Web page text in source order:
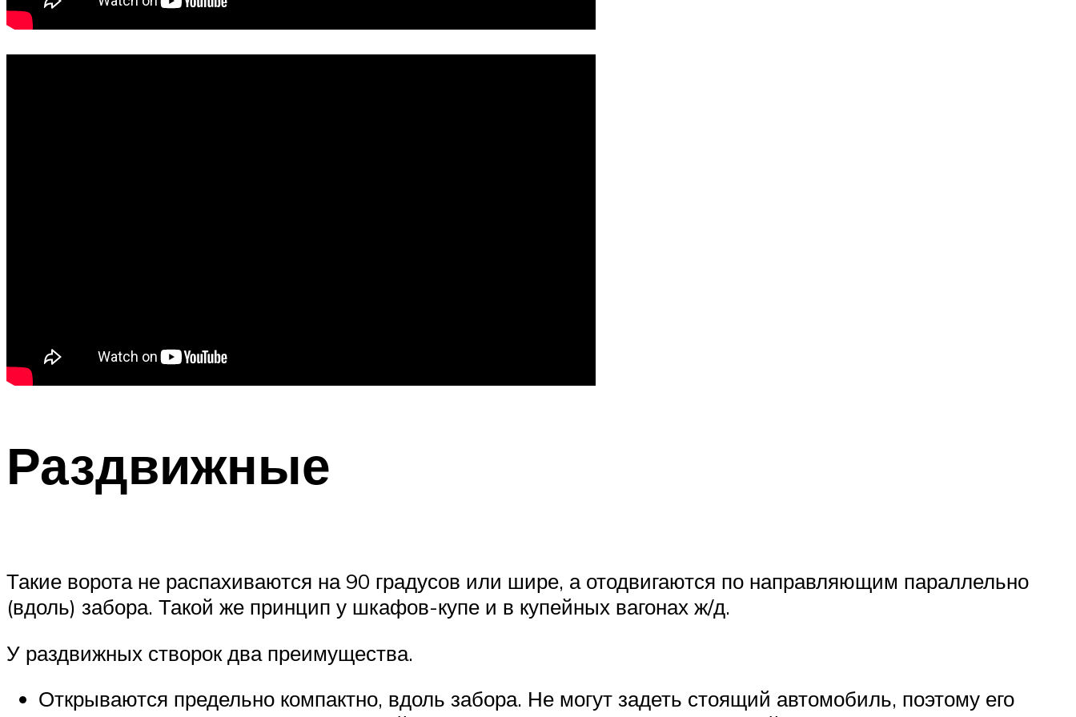
Раздвижные
Такие ворота не распахиваются на 90 градусов или шире, а отодвигаются по направляющим параллельно
(вдоль) забора. Такой же принцип у шкафов-купе и в купейных вагонах ж/д.
У раздвижных створок два преимущества.
Открываются предельно компактно, вдоль забора. Не могут задеть стоящий автомобиль, поэтому его